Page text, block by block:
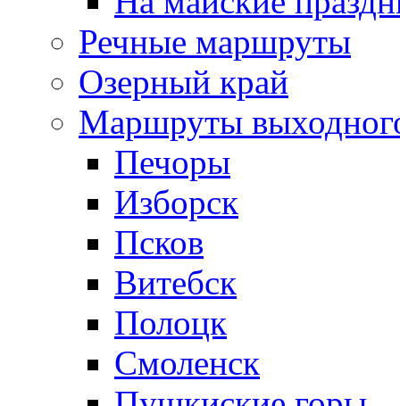
Речные маршруты
Озерный край
Маршруты
Печоры
Изборск
Псков
Витебск
Полоцк
Смоленск